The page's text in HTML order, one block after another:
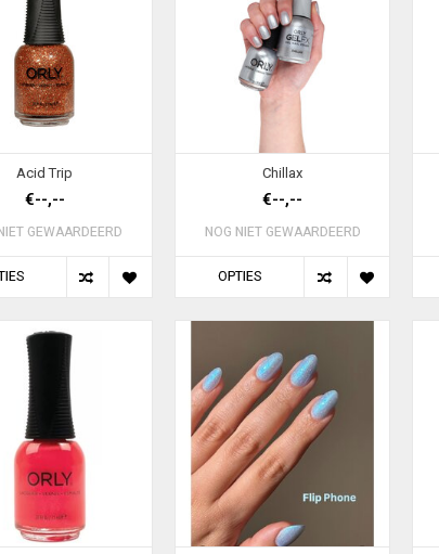
Acid Trip
€--,--
GEWAARDEERD
Chillax
€--,--
NOG NIET GEWAARDEERD
OPTIES